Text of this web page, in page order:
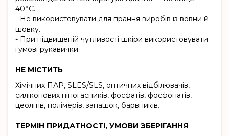
40°С.
- Не використовувати для прання виробів із вовни й
шовку.
- При підвищеній чутливості шкіри використовувати
гумові рукавички.
НЕ МІСТИТЬ
Хімічних ПАР, SLES/SLS, оптичних відбілювачів,
силіконових піногасників, фосфатів, фосфонатів,
цеолітів, полімерів, запашок, барвників.
ТЕРМІН ПРИДАТНОСТІ, УМОВИ ЗБЕРІГАННЯ